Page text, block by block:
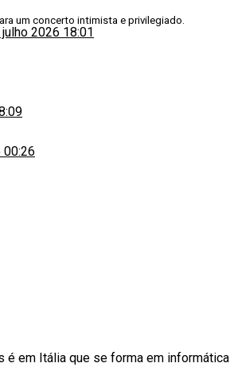
2026 18:01
00:26
um concerto intimista e privilegiado.
é em Itália que se forma em informática